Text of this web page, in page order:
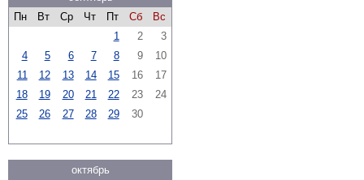
Пн
Вт Ср Чт Пт Сб
Вс
1
2
3
4
5 6 7 8 9
10
11
12 13 14 15 16
17
18
19 20 21 22 23
24
25
26 27 28 29 30
октябрь